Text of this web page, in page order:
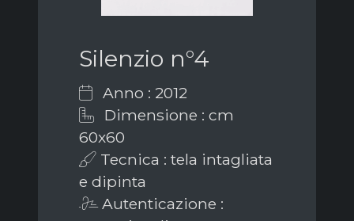
Silenzio n°4
Anno : 2012
Dimensione : cm
60x60
Tecnica : tela intagliata
e dipinta
Autenticazione :